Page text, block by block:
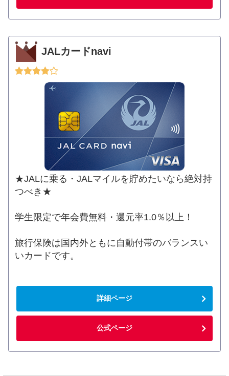
JALカードnavi
★JALに乗る・JALマイルを貯めたいなら絶対持
つべき★
学生限定で年会費無料・還元率1.0％以上！
旅行保険は国内外ともに自動付帯のバランスい
いカードです。
詳細ページ
公式ページ